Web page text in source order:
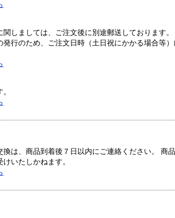
しましては、ご注文後に別途郵送しております。
行のため、ご注文日時（土日祝にかかる場合等
換は、商品到着後７日以内にご連絡ください。 商
いたしかねます。